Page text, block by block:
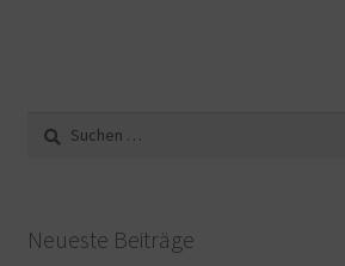
Suche
nach:
Neueste Beiträge